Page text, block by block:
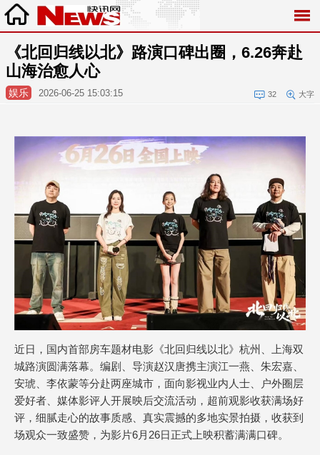
《北回归线以北》路演口碑出圈，6.26奔赴
山海治愈人心
娱乐 2026-06-25 15:03:15 32 大字
近日，国内首部房车题材电影《北回归线以北》杭州、上海双
城路演圆满落幕。编剧、导演赵汉唐携主演江一燕、朱宏嘉、
安琥、李依蒙等分赴两座城市，面向影视业内人士、户外圈层
爱好者、媒体影评人开展映后交流活动，超前观影收获满场好
评，细腻走心的故事质感、真实震撼的多地实景拍摄，收获到
场观众一致盛赞，为影片6月26日正式上映积蓄满满口碑。